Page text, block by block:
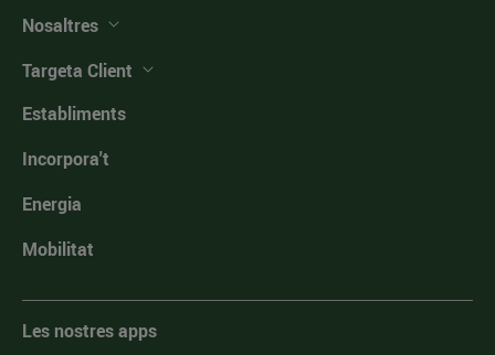
Nosaltres
Targeta Client
Establiments
Incorpora't
Energia
Mobilitat
Les nostres apps